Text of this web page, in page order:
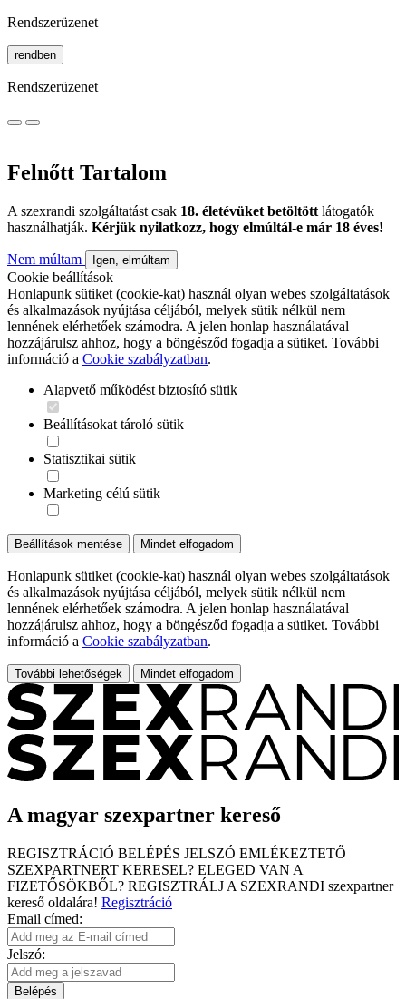
Rendszerüzenet
rendben
Rendszerüzenet
Felnőtt Tartalom
A szexrandi szolgáltatást csak 18. életévüket betöltött látogatók
használhatják. Kérjük nyilatkozz, hogy elmúltál-e már 18 éves!
Nem múltam Igen, elmúltam
Cookie beállítások
Honlapunk sütiket (cookie-kat) használ olyan webes szolgáltatások
és alkalmazások nyújtása céljából, melyek sütik nélkül nem
lennének elérhetőek számodra. A jelen honlap használatával
hozzájárulsz ahhoz, hogy a böngésződ fogadja a sütiket. További
információ a Cookie szabályzatban.
Alapvető működést biztosító sütik
Beállításokat tároló sütik
Statisztikai sütik
Marketing célú sütik
Beállítások mentése Mindet elfogadom
Honlapunk sütiket (cookie-kat) használ olyan webes szolgáltatások
és alkalmazások nyújtása céljából, melyek sütik nélkül nem
lennének elérhetőek számodra. A jelen honlap használatával
hozzájárulsz ahhoz, hogy a böngésződ fogadja a sütiket. További
információ a Cookie szabályzatban.
További lehetőségek Mindet elfogadom
A magyar szexpartner kereső
REGISZTRÁCIÓ BELÉPÉS JELSZÓ EMLÉKEZTETŐ
SZEXPARTNERT KERESEL? ELEGED VAN A
FIZETŐSÖKBŐL? REGISZTRÁLJ A SZEXRANDI szexpartner
kereső oldalára! Regisztráció
Email címed:
Jelszó:
Belépés